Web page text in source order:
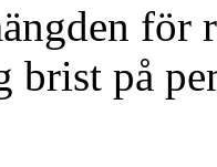
för
brist på